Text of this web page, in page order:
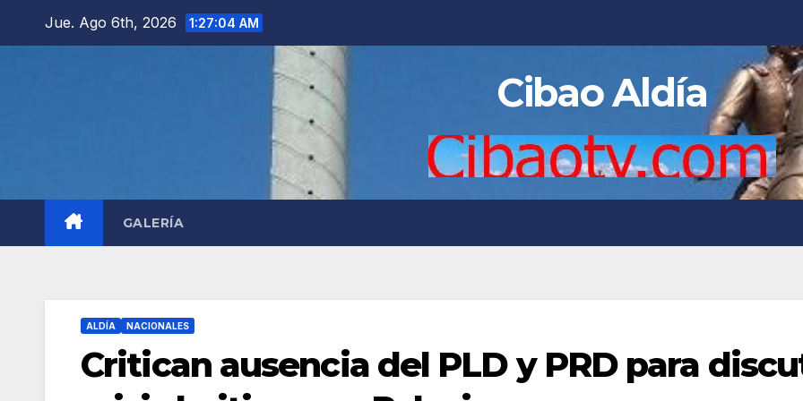
Jue. Ago 6th, 2026 1:27:05 AM
Cibao Aldía
GALERÍA
ALDÍA NACIONALES
Critican ausencia del PLD y PRD para